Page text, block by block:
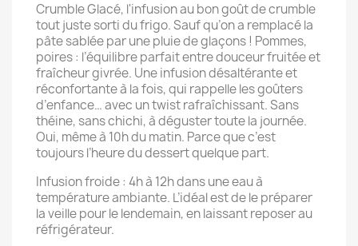
Crumble Glacé, l'infusion au bon goût de crumble
tout juste sorti du frigo. Sauf qu’on a remplacé la
pâte sablée par une pluie de glaçons ! Pommes,
poires : l’équilibre parfait entre douceur fruitée et
fraîcheur givrée. Une infusion désaltérante et
réconfortante à la fois, qui rappelle les goûters
d’enfance… avec un twist rafraîchissant. Sans
théine, sans chichi, à déguster toute la journée.
Oui, même à 10h du matin. Parce que c’est
toujours l’heure du dessert quelque part.
Infusion froide : 4h à 12h dans une eau à
température ambiante. L’idéal est de le préparer
la veille pour le lendemain, en laissant reposer au
réfrigérateur.